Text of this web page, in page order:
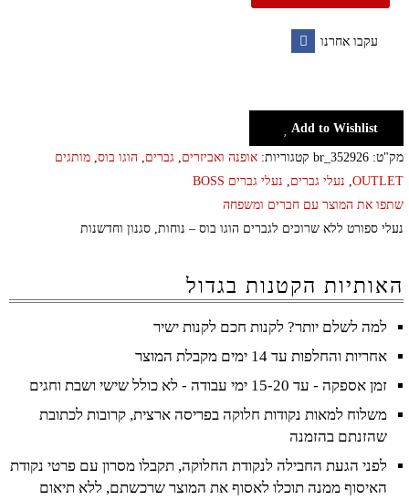
הוגועקבו אחרנו
Add to Wishlist
מק"ט: br_352926 קטגוריות: אופנה ואביזרים, גברים, הוגו בוס, מותגים
OUTLET
, נעלי גברים, נעלי גברים BOSS
שתפו את המוצר עם חברים ומשפחה
נעלי ספורט ללא שרוכים לגברים הוגו בוס – נוחות, סגנון וחדשנות
האותיות הקטנות בגדול
למה לשלם יותר? לקנות חכם לקנות ישיר
אחריות והחלפות עד 14 ימים מקבלת המוצר
זמן אספקה - עד 15-20 ימי עבודה - לא כולל שישי ושבת וחגים
משלוח למאות נקודות חלוקה בפריסה ארצית, קרובות לכתובת
שהזנתם בהזמנה
לפני הגעת החבילה לנקודת החלוקה, תקבלו מסרון עם פרטי נקודת
האיסוף ממנה תוכלו לאסוף את המוצר שרכשתם, ללא תיאום